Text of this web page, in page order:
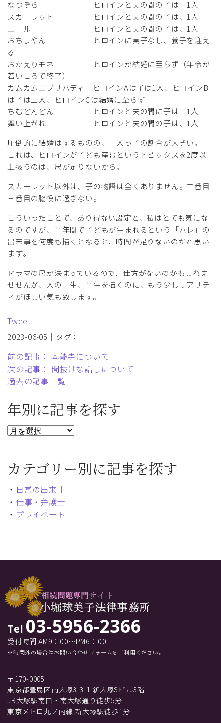
なつぞら ヒロインと夫の間の子は 1人
スカーレット ヒロインと夫の間の子は、1人
エール ヒロインと夫の間の子は、1人
おちょやん ヒロインに実子なし、養子を迎え
る
おかえりモネ ヒロインが結婚に至らず（年令が
若いころで終了）
カムカムエブリバディ ヒロインAは子は1人、ヒロインB
は子は二人、ヒロインCは結婚に至らず
ちむどんどん ヒロインと夫の間に子は 1人
舞い上がれ ヒロインと夫の間の子は、1人
圧倒的に結婚はするものの、一人っ子の割合が大きい。
これは、ヒロインが子ども産むというトピックスを2度以
上扱うのは、尺が足りないから。
スカーレット以外は、子の物語は全くありません。二番目
三番目の脇役に過ぎない。
こういったことで、あり得ない設定と、私はとても気にな
るのですが、半年間で子どもが生まれるという「ハレ」の
出来事を何度も描くとなると、時間が足りないのだと思い
ます。
ドラマの尺が決まっているので、仕方がないのかもしれま
せせんが、人の一生、半生を描くのに、もう少しリアリテ
ィがほしい気も致します。
Tweet
2023-06-05｜タグ：
前の記事： 本能寺について
次の記事： 間抜けな話しについて
過去の記事一覧
年別に記事を探す
カテゴリー別に記事を探す
・ 日常の出来事
・ 仕事・弁護士
・ プライベート
Tel 03-5956-2366
受付時間 AM9：00～PM6：00
※時間外の場合はお問い合わせフォームをご利用ください。
〒170-0005
東京都豊島区南大塚3-3-1 新大塚Sビル3階
JR大塚駅南口・南大塚通り徒歩5分
東京メトロ丸ノ内線 新大塚駅徒歩1分